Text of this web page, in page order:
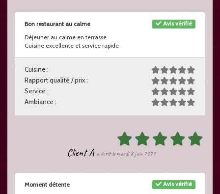
Avis vérifié
Bon restaurant au calme
Déjeuner au calme en terrasse
Cuisine excellente et service rapide
Cuisine :
Rapport qualité / prix :
Service :
Ambiance :
Client A a écrit le mardi 8 juin 2021
Avis vérifié
Moment détente